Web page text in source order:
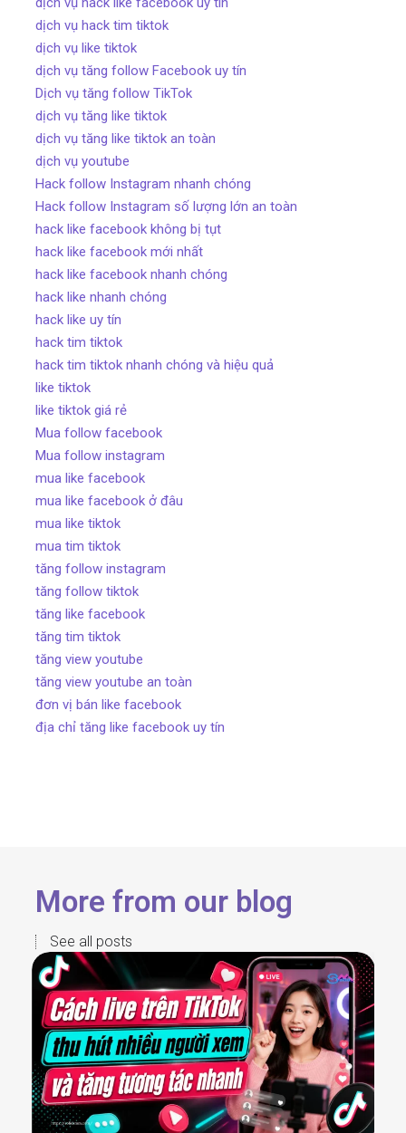
dịch vụ hack tim tiktok
dịch vụ like tiktok
dịch vụ tăng follow Facebook uy tín
Dịch vụ tăng follow TikTok
dịch vụ tăng like tiktok
dịch vụ tăng like tiktok an toàn
dịch vụ youtube
Hack follow Instagram nhanh chóng
Hack follow Instagram số lượng lớn an toàn
hack like facebook không bị tụt
hack like facebook mới nhất
hack like facebook nhanh chóng
hack like nhanh chóng
hack like uy tín
hack tim tiktok
hack tim tiktok nhanh chóng và hiệu quả
like tiktok
like tiktok giá rẻ
Mua follow facebook
Mua follow instagram
mua like facebook
mua like facebook ở đâu
mua like tiktok
mua tim tiktok
tăng follow instagram
tăng follow tiktok
tăng like facebook
tăng tim tiktok
tăng view youtube
tăng view youtube an toàn
đơn vị bán like facebook
địa chỉ tăng like facebook uy tín
More from our blog
See all posts